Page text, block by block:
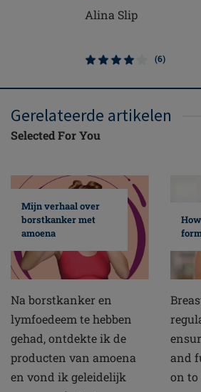
Alina Slip
(6)
Gerelateerde artikelen
Selected For You
Mijn verhaal over
borstkanker met
amoena
Na borstkanker en
lymfoedeem te hebben
gehad, ontdekte ik de
producten van amoena
en vond ik geleidelijk
and
on